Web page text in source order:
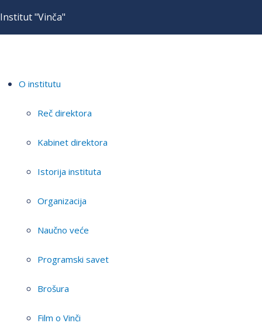
Institut "Vinča"
O institutu
Reč direktora
Kabinet direktora
Istorija instituta
Organizacija
Naučno veće
Programski savet
Brošura
Film o Vinči